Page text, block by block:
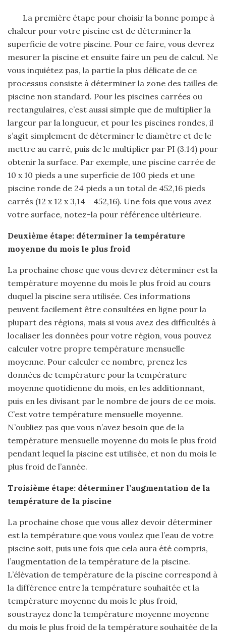
La première étape pour choisir la bonne pompe à
chaleur pour votre piscine est de déterminer la
superficie de votre piscine. Pour ce faire, vous devrez
mesurer la piscine et ensuite faire un peu de calcul. Ne
vous inquiétez pas, la partie la plus délicate de ce
processus consiste à déterminer la zone des tailles de
piscine non standard. Pour les piscines carrées ou
rectangulaires, c’est aussi simple que de multiplier la
largeur par la longueur, et pour les piscines rondes, il
s’agit simplement de déterminer le diamètre et de le
mettre au carré, puis de le multiplier par PI (3.14) pour
obtenir la surface. Par exemple, une piscine carrée de
10 x 10 pieds a une superficie de 100 pieds et une
piscine ronde de 24 pieds a un total de 452,16 pieds
carrés (12 x 12 x 3,14 = 452,16). Une fois que vous avez
votre surface, notez-la pour référence ultérieure.
Deuxième étape: déterminer la température
moyenne du mois le plus froid
La prochaine chose que vous devrez déterminer est la
température moyenne du mois le plus froid au cours
duquel la piscine sera utilisée. Ces informations
peuvent facilement être consultées en ligne pour la
plupart des régions, mais si vous avez des difficultés à
localiser les données pour votre région, vous pouvez
calculer votre propre température mensuelle
moyenne. Pour calculer ce nombre, prenez les
données de température pour la température
moyenne quotidienne du mois, en les additionnant,
puis en les divisant par le nombre de jours de ce mois.
C’est votre température mensuelle moyenne.
N’oubliez pas que vous n’avez besoin que de la
température mensuelle moyenne du mois le plus froid
pendant lequel la piscine est utilisée, et non du mois le
plus froid de l’année.
Troisième étape: déterminer l’augmentation de la
température de la piscine
La prochaine chose que vous allez devoir déterminer
est la température que vous voulez que l’eau de votre
piscine soit, puis une fois que cela aura été compris,
l’augmentation de la température de la piscine.
L’élévation de température de la piscine correspond à
la différence entre la température souhaitée et la
température moyenne du mois le plus froid,
soustrayez donc la température moyenne moyenne
du mois le plus froid de la température souhaitée de la